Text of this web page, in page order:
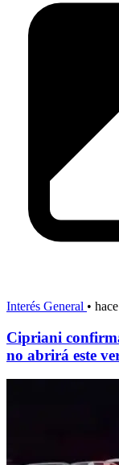
Interés General •
Cipriani
no abrirá este